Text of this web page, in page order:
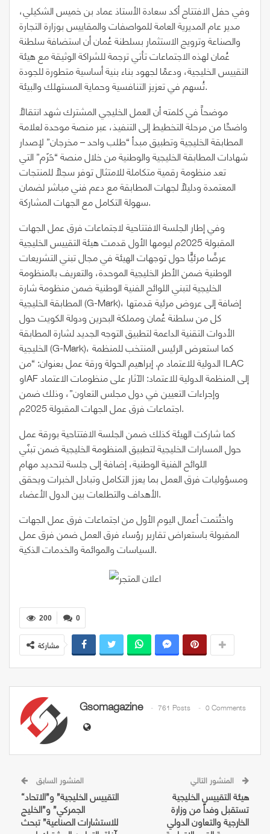
وفي حفل الافتتاح أكد سعادة الأستاذ عماد بن خميس الشكيلي،
مدير عام المديرية العامة للمواصفات والمقاييس بوزارة التجارة
والصناعة وترويج الاستثمار بسلطنة عُمان أن استضافة سلطنة
عُمان لهذه الاجتماعات تأتي ترجمة للشراكة الوثيقة مع هيئة
التقييس الخليجية، ودعمًا لجهود بناء بنية أساسية متطورة للجودة
تُسهم في تعزيز التنافسية وحماية المستهلك والبيئة.
موضحاً في كلمته أن العمل الخليجي المشترك شهد انتقالًا
واضحًا من مرحلة التخطيط إلى التنفيذ، عبر منصة موحدة لعلامة
المطابقة الخليجية وتطبيق مبدأ “طلب واحد – مخرجان” لإصدار
شهادات المطابقة الخليجية والوطنية من خلال منصة “حَزَم” التي
تعد منظومة رقمية متكاملة للامتثال توفر سجلًا للمنتجات
المعتمدة ودليلًا لجهات المطابقة مع دعم فني مباشر لضمان
سهولة التكامل مع الجهات المشاركة.
وفي إطار الجلسة الافتتاحية لاجتماعات فرق عمل الجهات
المقبولة 2025م ليومها الأول قدمت هيئة التقييس الخليجية
عرضًا مرئيًّا حول توجهات الهيئة في مجال تبني التشريعات
الوطنية ضمن الأطر الخليجية الموحدة، والتعريف بالمنظومة
الخليجية لتبني اللوائح الفنية الوطنية ضمن منظومة شارة
المطابقة الخليجية (G-Mark)، إضافة إلى عروض مرئية قدمتها
كل من سلطنة عُمان ومملكة البحرين ودولة الكويت حول
الأدوات التقنية الداعمة لتطبيق التوجه الجديد لشارة المطابقة
الخليجية (G-Mark)، كما استعرض الرئيس المنتخب للمنظمة
الدولية للاعتماد م. إبراهيم الحولة ورقة عمل بعنوان: “من ILAC
وIAF إلى المنظمة الدولية للاعتماد: الآثار على منظومات الاعتماد
وإجراءات التعيين في دول مجلس التعاون”، وذلك ضمن
اجتماعات فرق عمل الجهات المقبولة 2025م.
كما شاركت الهيئة كذلك ضمن الجلسة الافتتاحية بورقة عمل
حول المسارات الخليجية لتطبيق المنظومة الخليجية ضمن تبنّي
اللوائح الفنية الوطنية، إضافة إلى جلسة لتحديد مهام
ومسؤوليات فرق العمل بما يعزز التكامل وتبادل الخبرات ويحقق
الأهداف والتطلعات بين الدول الأعضاء.
واختُتمت أعمال اليوم الأول من اجتماعات فرق عمل الجهات
المقبولة باستعراض تقارير رؤساء فرق العمل ضمن فرق عمل
السياسات والموائمة والخدمات الذكية.
0
200
مشاركة
Gsomagazine 761 Posts 0 Comments
المنشور السابق
“التقييس الخليجية” و”الاتحاد
الجمركي” و”الخليج
للاستشارات الصناعية” تبحث
هيئة التقييس الخليجية
تستقبل وفداً من وزارة
الخارجية والتعاون الدولي